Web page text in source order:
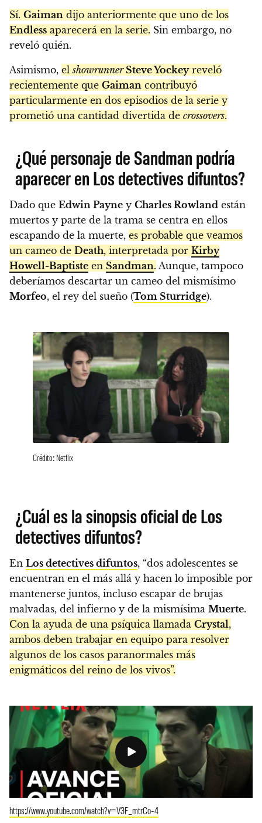
Sí. Gaiman dijo anteriormente que uno de los
Endless aparecerá en la serie. Sin embargo, no
reveló quién.
Asimismo, elshowrunnerSteve Yockeyreveló
recientemente que Gaiman contribuyó
particularmente en dos episodios de la serie y
prometió una cantidad divertida de crossovers.
¿Qué personaje de Sandman podría
aparecer en Los detectives difuntos?
Dado que Edwin Payne y Charles Rowland están
muertos y parte de la trama se centra en ellos
escapando de la muerte, es probable que veamos
un cameo de Death, interpretada por Kirby
Howell-Baptiste en Sandman. Aunque, tampoco
deberíamos descartar un cameo del mismísimo
Morfeo, el rey del sueño (Tom Sturridge).
Crédito: Netflix
¿Cuál es la sinopsis oficial de Los
detectives difuntos?
En Los detectives difuntos, “dos adolescentes se
encuentran en el más allá y hacen lo imposible por
mantenerse juntos, incluso escapar de brujas
malvadas, del infierno y de la mismísima Muerte.
Con la ayuda de una psíquica llamada Crystal,
ambos deben trabajar en equipo para resolver
algunos de los casos paranormales más
enigmáticos del reino de los vivos”.
https://www.youtube.com/watch?v=V3F_mtrCo-4